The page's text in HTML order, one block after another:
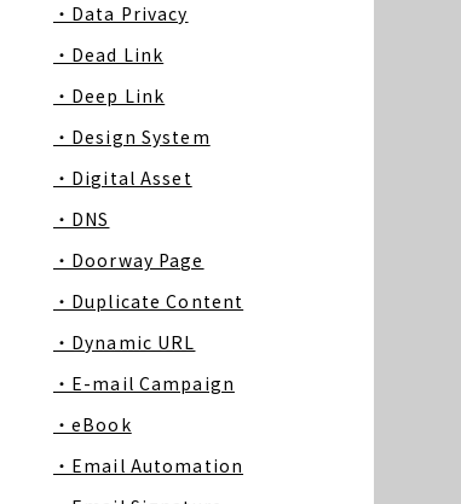
・Data Privacy
・Dead Link
・Deep Link
・Design System
・Digital Asset
・DNS
・Doorway Page
・Duplicate Content
・Dynamic URL
・E-mail Campaign
・eBook
・Email Automation